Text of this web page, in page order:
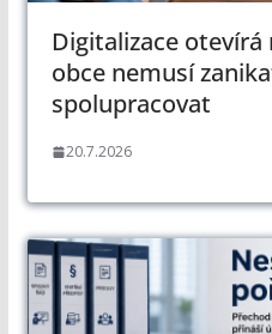
Digitalizace
obce nemusí
spolupracovat
20.7.2026